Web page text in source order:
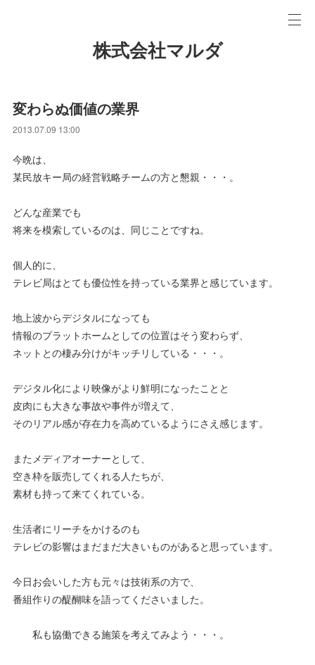
株式会社マルダ
変わらぬ価値の業界
2013.07.09 13:00
今晩は、
某民放キー局の経営戦略チームの方と懇親・・・。
どんな産業でも
将来を模索しているのは、同じことですね。
個人的に、
テレビ局はとても優位性を持っている業界と感じています。
地上波からデジタルになっても
情報のプラットホームとしての位置はそう変わらず、
ネットとの棲み分けがキッチリしている・・・。
デジタル化により映像がより鮮明になったことと
皮肉にも大きな事故や事件が増えて、
そのリアル感が存在力を高めているようにさえ感じます。
またメディアオーナーとして、
空き枠を販売してくれる人たちが、
素材も持って来てくれている。
生活者にリーチをかけるのも
テレビの影響はまだまだ大きいものがあると思っています。
今日お会いした方も元々は技術系の方で、
番組作りの醍醐味を語ってくださいました。
私も協働できる施策を考えてみよう・・・。